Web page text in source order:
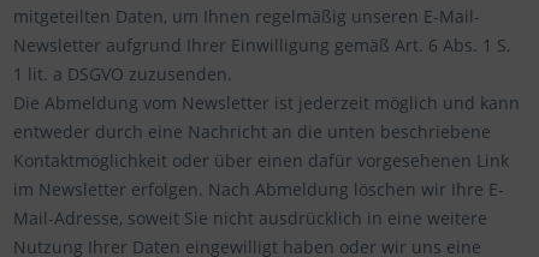
mitgeteilten Daten, um Ihnen regelmäßig unseren E-Mail-
Newsletter aufgrund Ihrer Einwilligung gemäß Art. 6 Abs. 1 S.
1 lit. a DSGVO zuzusenden.
Die Abmeldung vom Newsletter ist jederzeit möglich und kann
entweder durch eine Nachricht an die unten beschriebene
Kontaktmöglichkeit oder über einen dafür vorgesehenen Link
im Newsletter erfolgen. Nach Abmeldung löschen wir Ihre E-
Mail-Adresse, soweit Sie nicht ausdrücklich in eine weitere
Nutzung Ihrer Daten eingewilligt haben oder wir uns eine